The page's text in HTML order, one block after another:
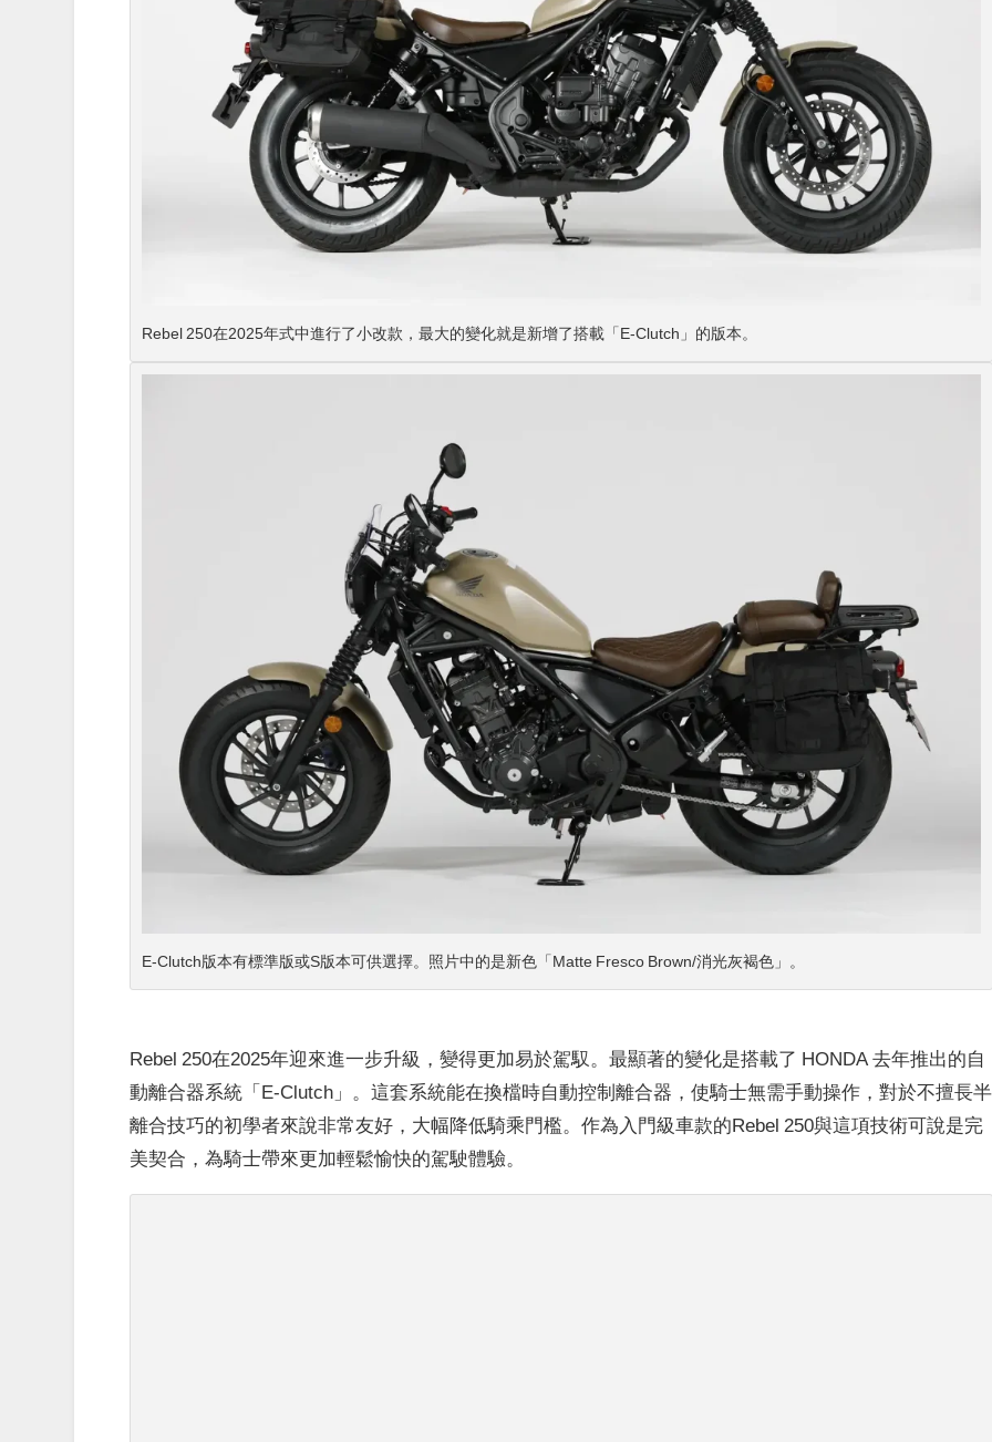
Rebel 250在2025年式中進行了小改款，最大的變化就是新增了搭載「E-Clutch」的版本。
E-Clutch版本有標準版或S版本可供選擇。照片中的是新色「Matte Fresco Brown/消光灰褐色」。
Rebel 250在2025年迎來進一步升級，變得更加易於駕馭。最顯著的變化是搭載了 HONDA 去年推出的自
動離合器系統「E-Clutch」。這套系統能在換檔時自動控制離合器，使騎士無需手動操作，對於不擅長半
離合技巧的初學者來說非常友好，大幅降低騎乘門檻。作為入門級車款的Rebel 250與這項技術可說是完
美契合，為騎士帶來更加輕鬆愉快的駕駛體驗。